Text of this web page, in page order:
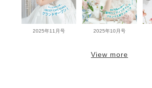
2025年11月号 2025年10月号
View more